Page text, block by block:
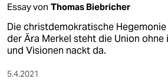
Essay von Thomas Biebricher
Die christdemokratische
der Ära Merkel steht die Union ohne
und Visionen nackt da.
5.4.2021